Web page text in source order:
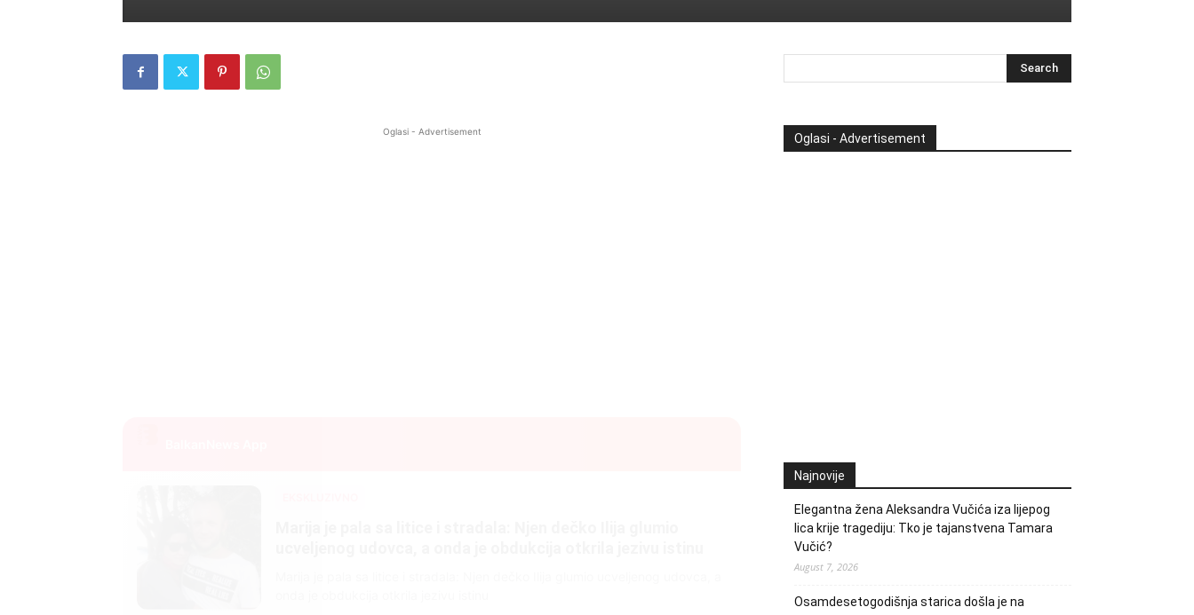
Oglasi - Advertisement Oglasi - Advertisement
Najnovije
Elegantna žena Aleksandra Vučića iza lijepog
lica krije tragediju: Tko je tajanstvena Tamara
Vučić?
August 7, 2026
Osamdesetogodišnja starica došla je na